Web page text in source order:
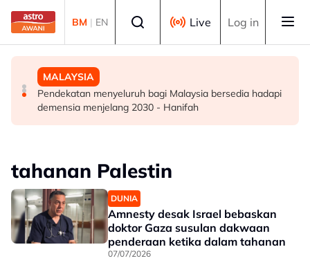
Skip to main content
BM | EN Live Log in
DUNIA
Kebakaran hutan di Gunung Bromo cecah 60 hektar,
sokongan udara digerakkan
DUNIA
Jerman naikkan anggaran kematian berkaitan haba
kepada hampir 12,000
MALAYSIA
Pendekatan menyeluruh bagi Malaysia bersedia hadapi
demensia menjelang 2030 - Hanifah
tahanan Palestin
DUNIA
Amnesty desak Israel bebaskan
doktor Gaza susulan dakwaan
penderaan ketika dalam tahanan
07/07/2026